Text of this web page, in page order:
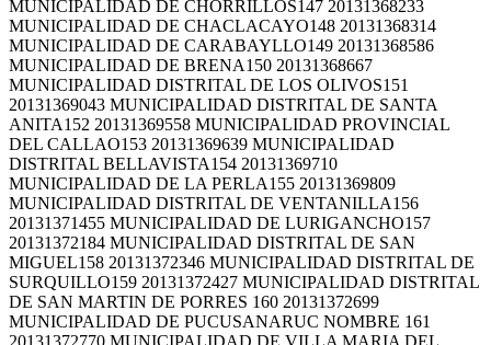
MUNICIPALIDAD DE CHORRILLOS147 20131368233
MUNICIPALIDAD DE CHACLACAYO148 20131368314
MUNICIPALIDAD DE CARABAYLLO149 20131368586
MUNICIPALIDAD DE BRENA150 20131368667
MUNICIPALIDAD DISTRITAL DE LOS OLIVOS151
20131369043 MUNICIPALIDAD DISTRITAL DE SANTA
ANITA152 20131369558 MUNICIPALIDAD PROVINCIAL
DEL CALLAO153 20131369639 MUNICIPALIDAD
DISTRITAL BELLAVISTA154 20131369710
MUNICIPALIDAD DE LA PERLA155 20131369809
MUNICIPALIDAD DISTRITAL DE VENTANILLA156
20131371455 MUNICIPALIDAD DE LURIGANCHO157
20131372184 MUNICIPALIDAD DISTRITAL DE SAN
MIGUEL158 20131372346 MUNICIPALIDAD DISTRITAL DE
SURQUILLO159 20131372427 MUNICIPALIDAD DISTRITAL
DE SAN MARTIN DE PORRES 160 20131372699
MUNICIPALIDAD DE PUCUSANARUC NOMBRE 161